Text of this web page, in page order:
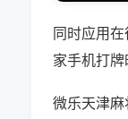
同时应用
家手机打
微乐天津